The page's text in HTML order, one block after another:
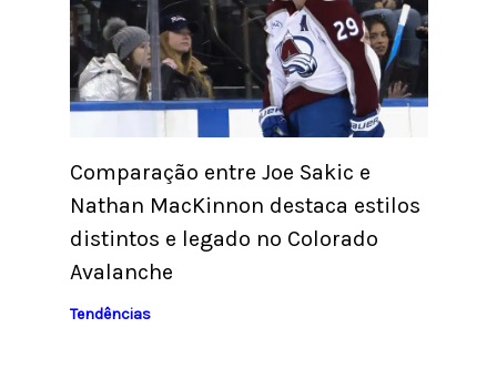
Comparação entre Joe Sakic e
Nathan MacKinnon destaca estilos
distintos e legado no Colorado
Avalanche
Tendências